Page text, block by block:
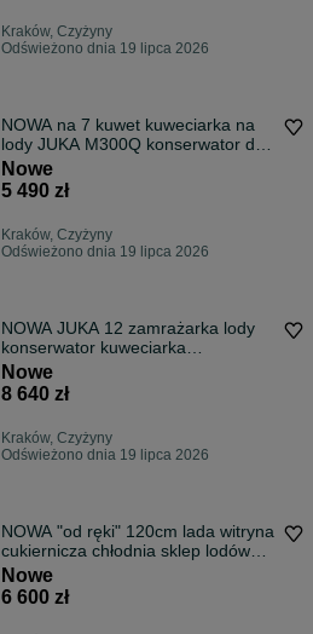
Kraków, Czyżyny
Odświeżono dnia 19 lipca 2026
NOWA na 7 kuwet kuweciarka na
lody JUKA M300Q konserwator do
lodów gałkowych zamrażarka
Nowe
5 490 zł
Kraków, Czyżyny
Odświeżono dnia 19 lipca 2026
NOWA JUKA 12 zamrażarka lody
konserwator kuweciarka
dystrybutor lodów
Nowe
8 640 zł
Kraków, Czyżyny
Odświeżono dnia 19 lipca 2026
NOWA "od ręki" 120cm lada witryna
cukiernicza chłodnia sklep lodówka
DOSTAWA CAŁY KRAJ na ciasta
Nowe
6 600 zł